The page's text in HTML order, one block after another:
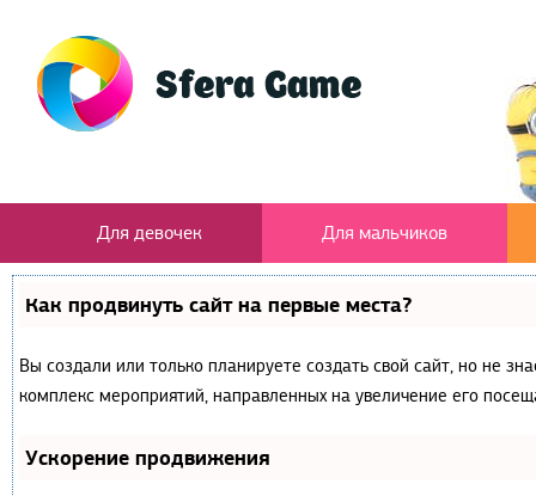
Для девочек Для мальчиков
Как продвинуть сайт на первые места?
Вы создали или только планируете создать свой сайт, но не
комплекс мероприятий, направленных на увеличение его
Ускорение продвижения